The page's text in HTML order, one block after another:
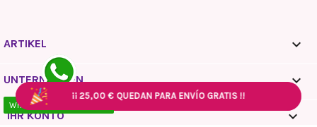
¡¡25,00 € QUEDAN PARA ENVÍO GRATIS !!
¡¡25,00 € QUEDAN PARA ENVÍO GRATIS !!
ARTIKEL 
UNTERNEHMEN 
IHR KONTO 
WhatsApp - 10:00 / 18:00
¡¡25,00 € QUEDAN PARA ENVÍO GRATIS !!
¡¡25,00 € QUEDAN PARA ENVÍO GRATIS !!